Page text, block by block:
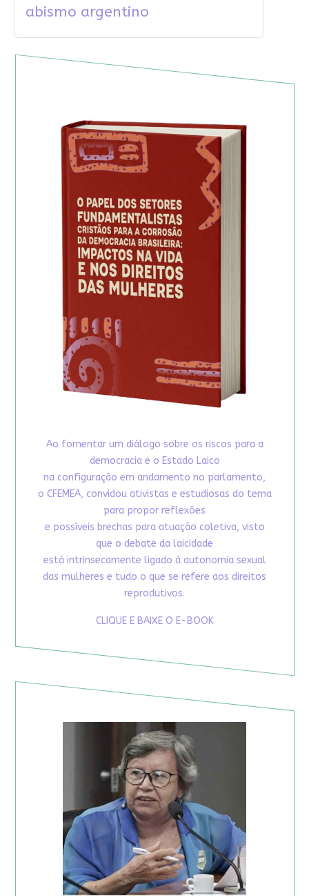
abismo argentino
Ao fomentar um diálogo sobre os riscos para a
democracia e o Estado Laico
na configuração em andamento no parlamento,
o CFEMEA, convidou ativistas e estudiosas do tema
para propor reflexões
e possíveis brechas para atuação coletiva, visto
que o debate da laicidade
está intrinsecamente ligado à autonomia sexual
das mulheres e tudo o que se refere aos direitos
reprodutivos.
CLIQUE E BAIXE O E-BOOK